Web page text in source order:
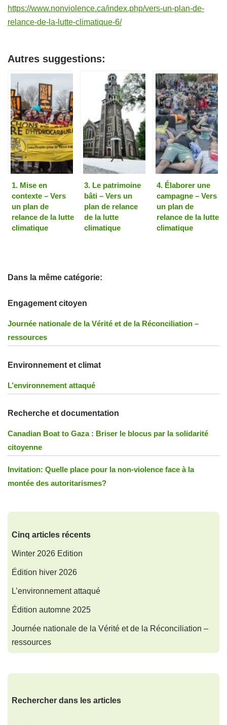
https://www.nonviolence.ca/index.php/vers-un-plan-de-
relance-de-la-lutte-climatique-6/
Autres suggestions:
1. Mise en
contexte – Vers
un plan de
relance de la lutte
climatique
3. Le patrimoine
bâti – Vers un
plan de relance
de la lutte
climatique
4. Élaborer une
campagne – Vers
un plan de
relance de la lutte
climatique
Dans la même catégorie:
Engagement citoyen
Journée nationale de la Vérité et de la Réconciliation –
ressources
Environnement et climat
L’environnement attaqué
Recherche et documentation
Canadian Boat to Gaza : Briser le blocus par la solidarité
citoyenne
Invitation: Quelle place pour la non-violence face à la
montée des autoritarismes?
Cinq articles récents
Winter 2026 Edition
Édition hiver 2026
L’environnement attaqué
Édition automne 2025
Journée nationale de la Vérité et de la Réconciliation –
ressources
Rechercher dans les articles